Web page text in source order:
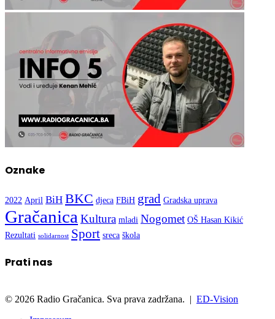
Oznake
2022 April BiH BKC djeca FBiH grad Gradska uprava
GračanicaKultura mladi Nogomet OŠ Hasan Kikić
Rezultati solidarnost Sport sreca škola
Prati nas
© 2026 Radio Gračanica. Sva prava zadržana. | ED-Vision